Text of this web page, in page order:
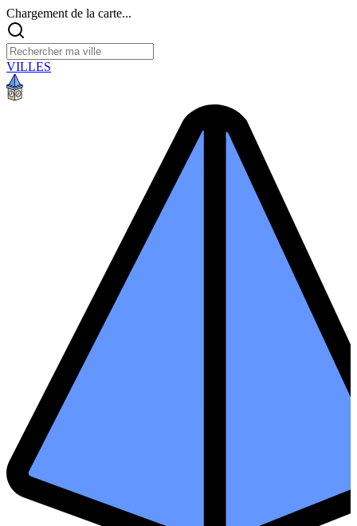
Chargement de la carte...
VILLES